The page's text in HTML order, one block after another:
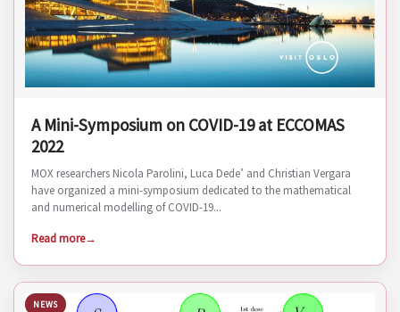
A Mini-Symposium on COVID-19 at ECCOMAS
2022
MOX researchers Nicola Parolini, Luca Dede’ and Christian Vergara
have organized a mini-symposium dedicated to the mathematical
and numerical modelling of COVID-19...
Read more
NEWS